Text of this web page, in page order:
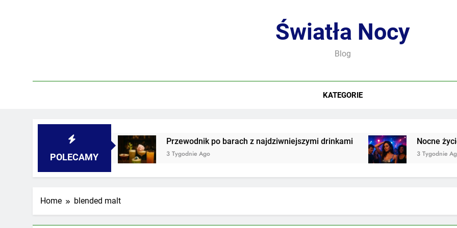
Światła Nocy
Blog
KATEGORIE
POLECAMY
i podwórkach Przewodnik po barach z najdziwniejszymi drinkami
3 Tygodnie Ago
Nocne życie
3 Tygodnie Ago
Home blended malt